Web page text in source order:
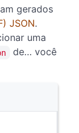
gerados
JSON.
uma
de… você